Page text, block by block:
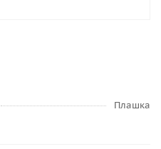
Плашка